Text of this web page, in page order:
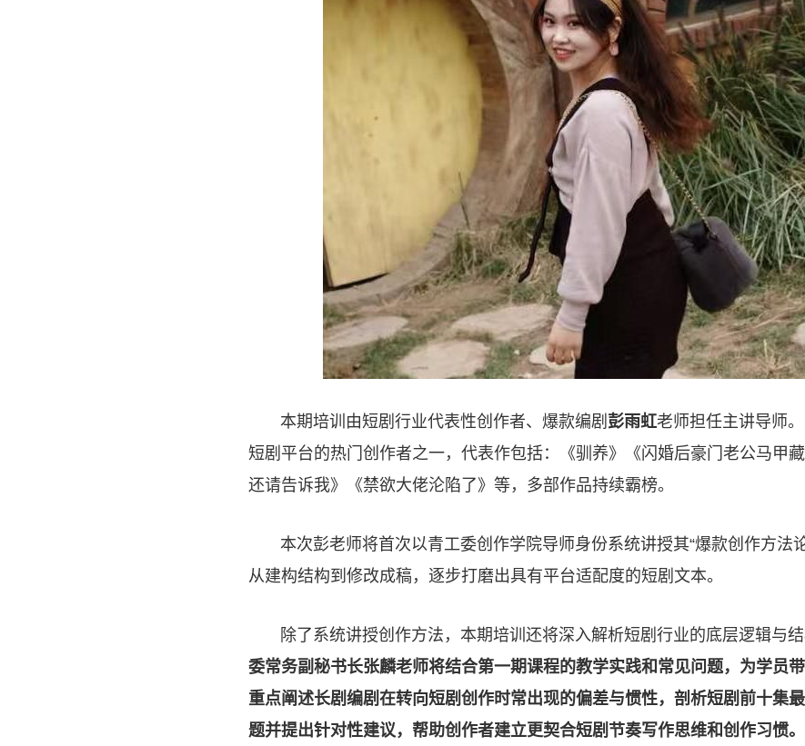
本期培训由短剧行业代表性创作者、爆款编剧 彭雨虹老师担任主讲导师
短剧平台的热门创作者之一，代表作包括：《驯养》《闪婚后豪门老公马甲
还请告诉我》《禁欲大佬沦陷了》等，多部作品持续霸榜。
本次彭老师将首次以青工委创作学院导师身份系统讲授其“爆款创作方法
从建构结构到修改成稿，逐步打磨出具有平台适配度的短剧文本。
除了系统讲授创作方法，本期培训还将深入解析短剧行业的底层逻辑与结
委常务副秘书长张麟老师将结合第一期课程的教学实践和常见问题，为学员带
重点阐述长剧编剧在转向短剧创作时常出现的偏差与惯性，剖析短剧前十集
题并提出针对性建议，帮助创作者建立更契合短剧节奏写作思维和创作习惯。